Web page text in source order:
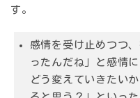
す。
感情を受け止めつつ
ったんだね」と感情
どう変えていきたい